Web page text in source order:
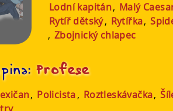
Lodní kapitán, Malý
Rytíř dětský, Rytířka,
, Zbojnický chlapec
Profese
, Policista, Roztleskávačka,